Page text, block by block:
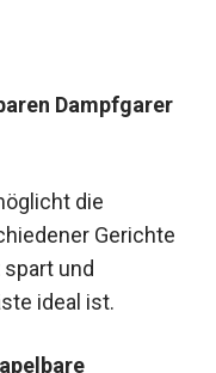
Dampfgarer
die
Gerichte
und
ideal ist.